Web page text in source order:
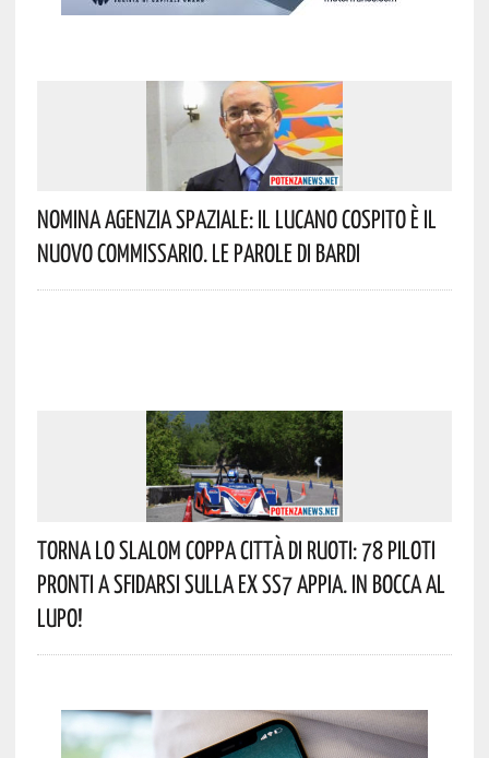
Nomina Agenzia Spaziale: Il Lucano Cospito È Il
Nuovo Commissario. Le Parole Di Bardi
Torna Lo Slalom Coppa Città Di Ruoti: 78 Piloti
Pronti A Sfidarsi Sulla Ex SS7 Appia. In Bocca Al
Lupo!